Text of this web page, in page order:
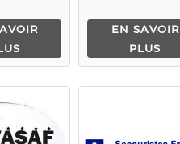
EN SAVOIR
PLUS